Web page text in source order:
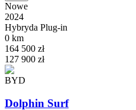
Nowe
2024
Hybryda Plug-in
0 km
164 500 zł
127 900 zł
BYD
Dolphin Surf